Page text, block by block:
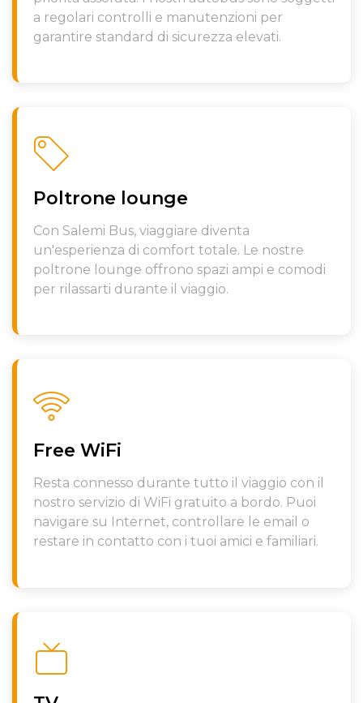
a regolari controlli e manutenzioni per
garantire standard di sicurezza elevati.
Poltrone lounge
Con Salemi Bus, viaggiare diventa
un'esperienza di comfort totale. Le nostre
poltrone lounge offrono spazi ampi e comodi
per rilassarti durante il viaggio.
Free WiFi
Resta connesso durante tutto il viaggio con il
nostro servizio di WiFi gratuito a bordo. Puoi
navigare su Internet, controllare le email o
restare in contatto con i tuoi amici e familiari.